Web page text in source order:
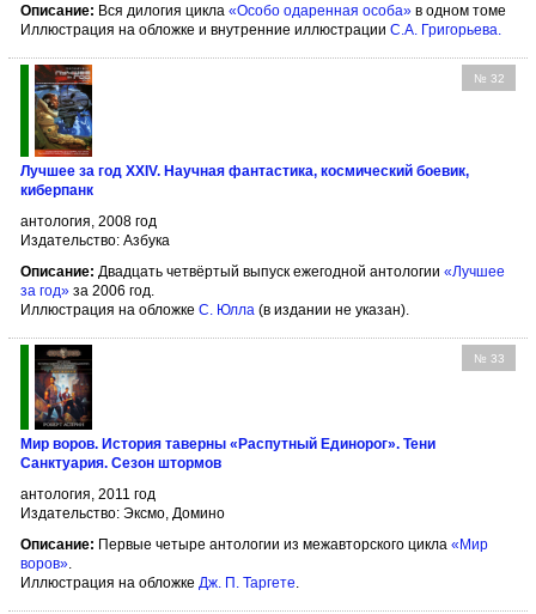
Описание: Вся дилогия цикла «Особо одаренная особа» в одном томе
Иллюстрация на обложке и внутренние иллюстрации С.А. Григорьева.
№ 32
Лучшее за год XXIV. Научная фантастика, космический боевик,
киберпанк
антология, 2008 год
Издательство: Азбука
Описание: Двадцать четвёртый выпуск ежегодной антологии «Лучшее
за год» за 2006 год.
Иллюстрация на обложке С. Юлла (в издании не указан).
№ 33
Мир воров. История таверны «Распутный Единорог». Тени
Санктуария. Сезон штормов
антология, 2011 год
Издательство: Эксмо, Домино
Описание: Первые четыре антологии из межавторского цикла «Мир
воров».
Иллюстрация на обложке Дж. П. Таргете.